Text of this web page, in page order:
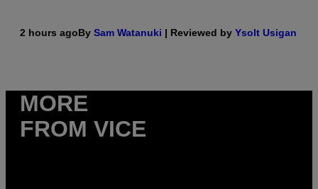
2 hours agoBy Sam Watanuki | Reviewed by Ysolt Usigan
MORE
FROM VICE